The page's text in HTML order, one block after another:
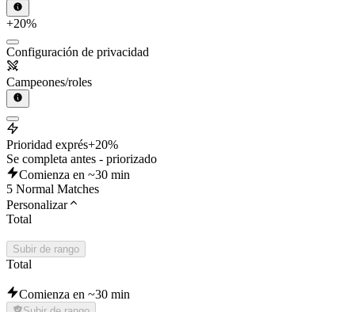
+20%
Configuración de privacidad
Campeones/roles
Prioridad exprés+20%
Se completa antes - priorizado
Comienza en ~30 min
5 Normal Matches
Personalizar
Total
Subir de rango
Total
Comienza en ~30 min